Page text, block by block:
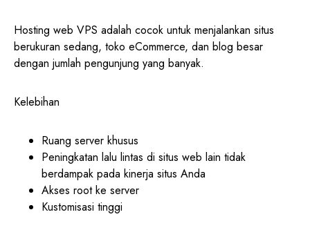
Hosting web VPS adalah cocok untuk menjalankan situs
berukuran sedang, toko eCommerce, dan blog besar
dengan jumlah pengunjung yang banyak.
Kelebihan
Ruang server khusus
Peningkatan lalu lintas di situs web lain tidak
berdampak pada kinerja situs Anda
Akses root ke server
Kustomisasi tinggi